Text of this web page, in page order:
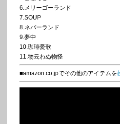
6.メリーゴーランド
7.SOUP
8.ネバーランド
9.夢中
10.珈琲憂歌
11.物云わぬ物怪
■amazon.co.jpでその他のアイテムを